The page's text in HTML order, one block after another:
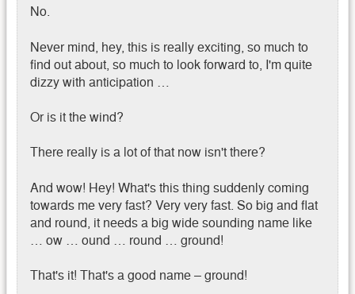
No.
Never mind, hey, this is really exciting, so much to
find out about, so much to look forward to, I'm quite
dizzy with anticipation …
Or is it the wind?
There really is a lot of that now isn't there?
And wow! Hey! What's this thing suddenly coming
towards me very fast? Very very fast. So big and flat
and round, it needs a big wide sounding name like
… ow … ound … round … ground!
That's it! That's a good name – ground!